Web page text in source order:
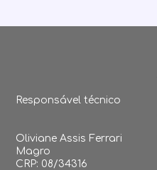
Responsável técnico
Oliviane Assis Ferrari
Magro
CRP: 08/34316